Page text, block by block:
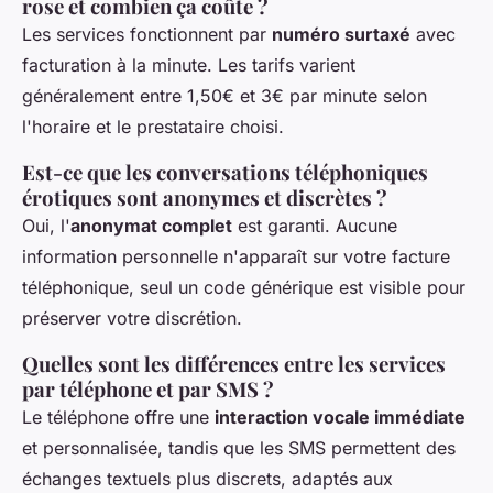
rose et combien ça coûte ?
Les services fonctionnent par numéro surtaxé avec
facturation à la minute. Les tarifs varient
généralement entre 1,50€ et 3€ par minute selon
l'horaire et le prestataire choisi.
Est-ce que les conversations téléphoniques
érotiques sont anonymes et discrètes ?
Oui, l'anonymat complet est garanti. Aucune
information personnelle n'apparaît sur votre facture
téléphonique, seul un code générique est visible pour
préserver votre discrétion.
Quelles sont les différences entre les services
par téléphone et par SMS ?
Le téléphone offre une interaction vocale immédiate
et personnalisée, tandis que les SMS permettent des
échanges textuels plus discrets, adaptés aux